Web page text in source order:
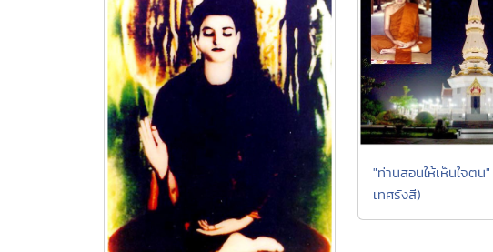
"ท่านสอนให้เห็นใจต
เทศรังสี)